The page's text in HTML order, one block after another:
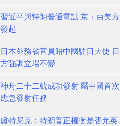
習近平與特朗普通電話 京：由美方
發起
日本外務省官員晤中國駐日大使 日
方強調立場不變
神舟二十二號成功發射 屬中國首次
應急發射任務
盧特尼克：特朗普正權衡是否允英